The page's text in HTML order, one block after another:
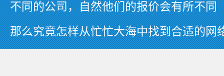
不同的公司，自然他们的报价会有所不同
那么究竟怎样从忙忙大海中找到合适的网